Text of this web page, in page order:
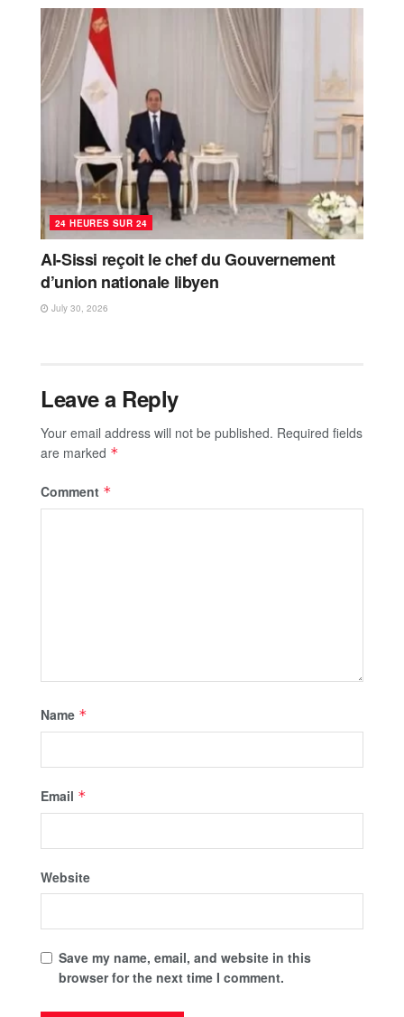
24 HEURES SUR 24
Al-Sissi reçoit le chef du Gouvernement
d’union nationale libyen
July 30, 2026
Leave a Reply
Your email address will not be published. Required fields
are marked *
Comment *
Name *
Email *
Website
Save my name, email, and website in this
browser for the next time I comment.